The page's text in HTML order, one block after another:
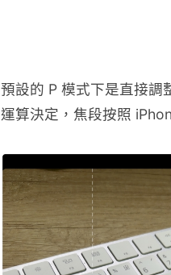
預設的 P 模式下是直接調
運算決定，焦段按照